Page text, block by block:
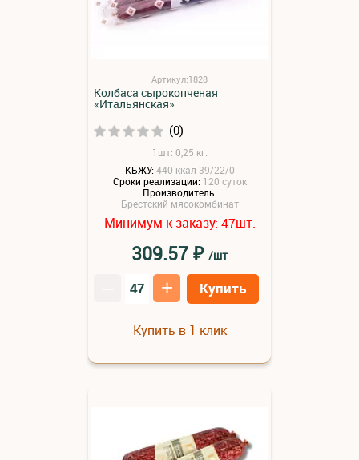
Артикул:1828
Колбаса сырокопченая
«Итальянская»
(0)
1шт: 0,25 кг.
КБЖУ: 440 ккал 39/22/0
Сроки реализации: 120 суток
Производитель:
Брестский мясокомбинат
Минимум к заказу: 47шт.
309.57₽ /шт
+ Купить
Купить в 1 клик